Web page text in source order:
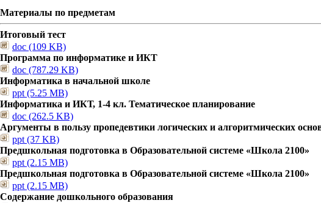
Материалы по предметам
Итоговый тест
doc (109 KB)
Программа по информатике и ИКТ
doc (787.29 KB)
Информатика в начальной школе
ppt (5.25 MB)
Информатика и ИКТ, 1-4 кл. Тематическое планирование
doc (262.5 KB)
Аргументы в пользу пропедевтики логических и алгоритмических
ppt (37 KB)
Предшкольная подготовка в Образовательной системе «Школа 2100»
ppt (2.15 MB)
Предшкольная подготовка в Образовательной системе «Школа 2100»
ppt (2.15 MB)
Содержание дошкольного образования